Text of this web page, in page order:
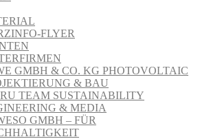
FLYER
GMBH & CO. KG PHOTOVOLTAIC
& BAU
TEAM SUSTAINABILITY
& MEDIA
GMBH – FÜR